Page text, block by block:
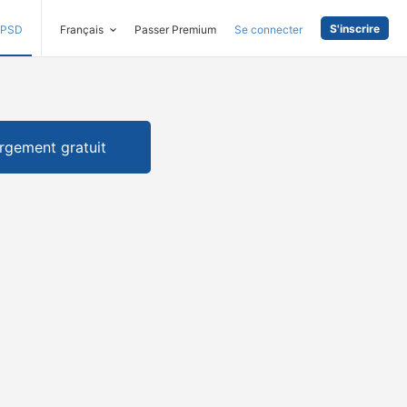
PSD Français Passer Premium Se connecter S'inscrire
gratuit